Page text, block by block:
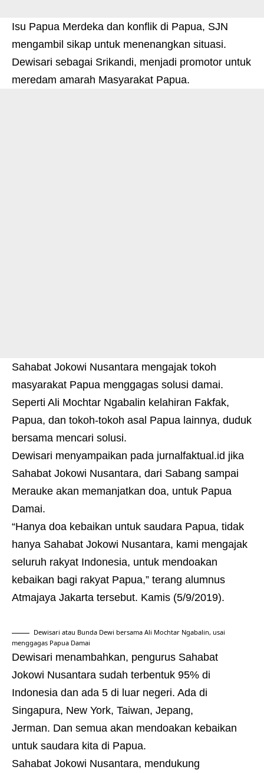
Isu Papua Merdeka dan konflik di Papua, SJN
mengambil sikap untuk menenangkan situasi.
Dewisari sebagai Srikandi, menjadi promotor untuk
meredam amarah Masyarakat Papua.
Sahabat Jokowi Nusantara mengajak tokoh
masyarakat Papua menggagas solusi damai.
Seperti Ali Mochtar Ngabalin kelahiran Fakfak,
Papua, dan tokoh-tokoh asal Papua lainnya, duduk
bersama mencari solusi.
Dewisari menyampaikan pada jurnalfaktual.id jika
Sahabat Jokowi Nusantara, dari Sabang sampai
Merauke akan memanjatkan doa, untuk Papua
Damai.
“Hanya doa kebaikan untuk saudara Papua, tidak
hanya Sahabat Jokowi Nusantara, kami mengajak
seluruh rakyat Indonesia, untuk mendoakan
kebaikan bagi rakyat Papua,” terang alumnus
Atmajaya Jakarta tersebut. Kamis (5/9/2019).
Dewisari atau Bunda Dewi bersama Ali Mochtar Ngabalin, usai
menggagas Papua Damai
Dewisari menambahkan, pengurus Sahabat
Jokowi Nusantara sudah terbentuk 95% di
Indonesia dan ada 5 di luar negeri. Ada di
Singapura, New York, Taiwan, Jepang,
Jerman. Dan semua akan mendoakan kebaikan
untuk saudara kita di Papua.
Sahabat Jokowi Nusantara, mendukung